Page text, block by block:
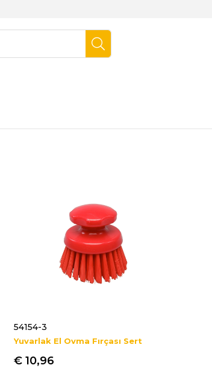
54154-3
Yuvarlak El Ovma Fırçası Sert
€ 10,96